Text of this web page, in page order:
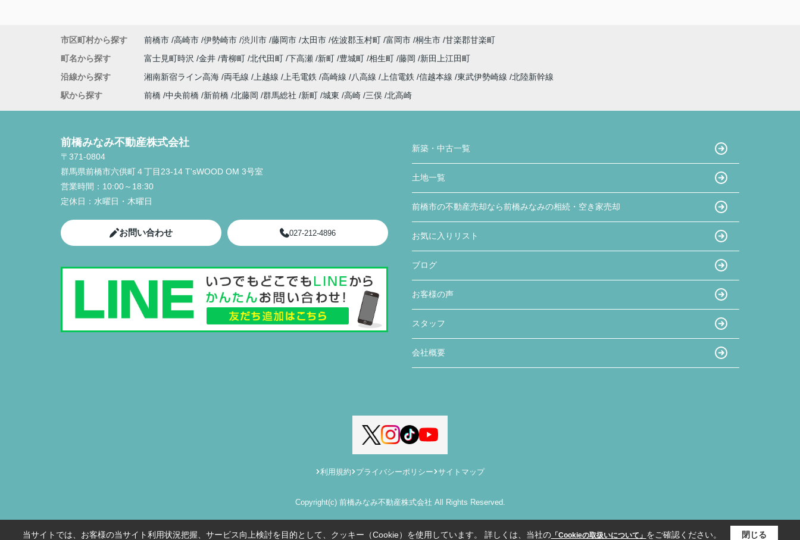
市区町村から探す 前橋市 高崎市 伊勢崎市 渋川市 藤岡市 太田市 佐波郡玉村町 富岡市 桐生市 甘楽郡甘楽町
町名から探す
富士見町時沢 金井 青柳町 北代田町 下高瀬 新町 豊城町 相生町 藤岡
新田上江田町
沿線から探す
湘南新宿ライン高海 両毛線 上越線 上毛電鉄 高崎線 八高線 上信電鉄 信越本線 東武伊勢崎線 北陸新幹線
駅から探す
前橋 中央前橋 新前橋 北藤岡 群馬総社 新町 城東 高崎 三俣 北高崎
前橋みなみ不動産株式会社
〒371-0804
群馬県前橋市六供町４丁目23‐14 T'sWOOD OM 3号室
営業時間： 10:00～18:30
定休日： 水曜日・木曜日
お問い合わせ 027-212-4896
新築・中古一覧
土地一覧
前橋市の不動産売却なら前橋みなみの相続・空き家売却
お気に入りリスト
ブログ
お客様の声
スタッフ
会社概要
利用規約 プライバシーポリシー サイトマップ
Copyright(c) 前橋みなみ不動産株式会社 All Rights Reserved.
当サイトでは、お客様の当サイト利用状況把握、サービス向上検討を目的として、クッキー（Cookie）を使用しています。 詳しくは、当社の「Cookieの取扱いについて」 をご確認ください。 閉じる